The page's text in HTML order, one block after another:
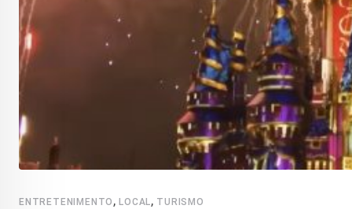
ENTRETENIMENTO ,LOCAL, TURISMO